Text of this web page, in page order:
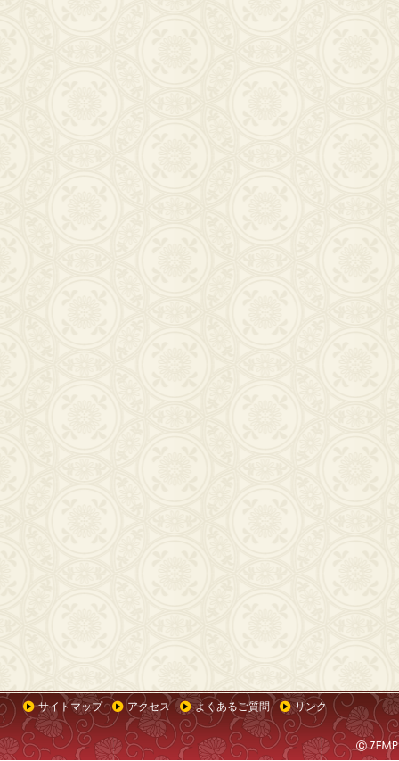
サイトマップ アクセス よくあるご質問 リンク